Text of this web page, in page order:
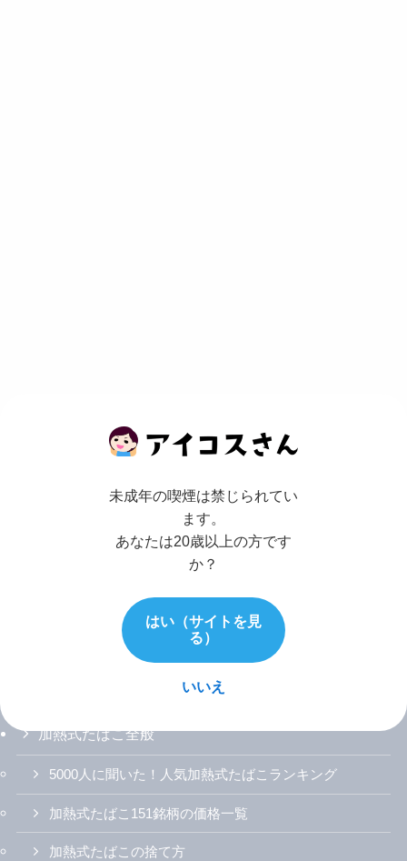
加熱式たばこ全般
5000人に聞いた！人気加熱式たばこランキング
加熱式たばこ151銘柄の価格一覧
加熱式たばこの捨て方
未成年の喫煙は禁じられてい
ます。
あなたは20歳以上の方です
か？
はい（サイトを見
る）
いいえ